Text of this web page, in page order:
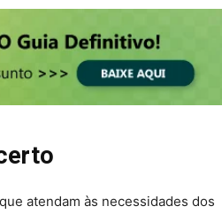
atendam às necessidades dos